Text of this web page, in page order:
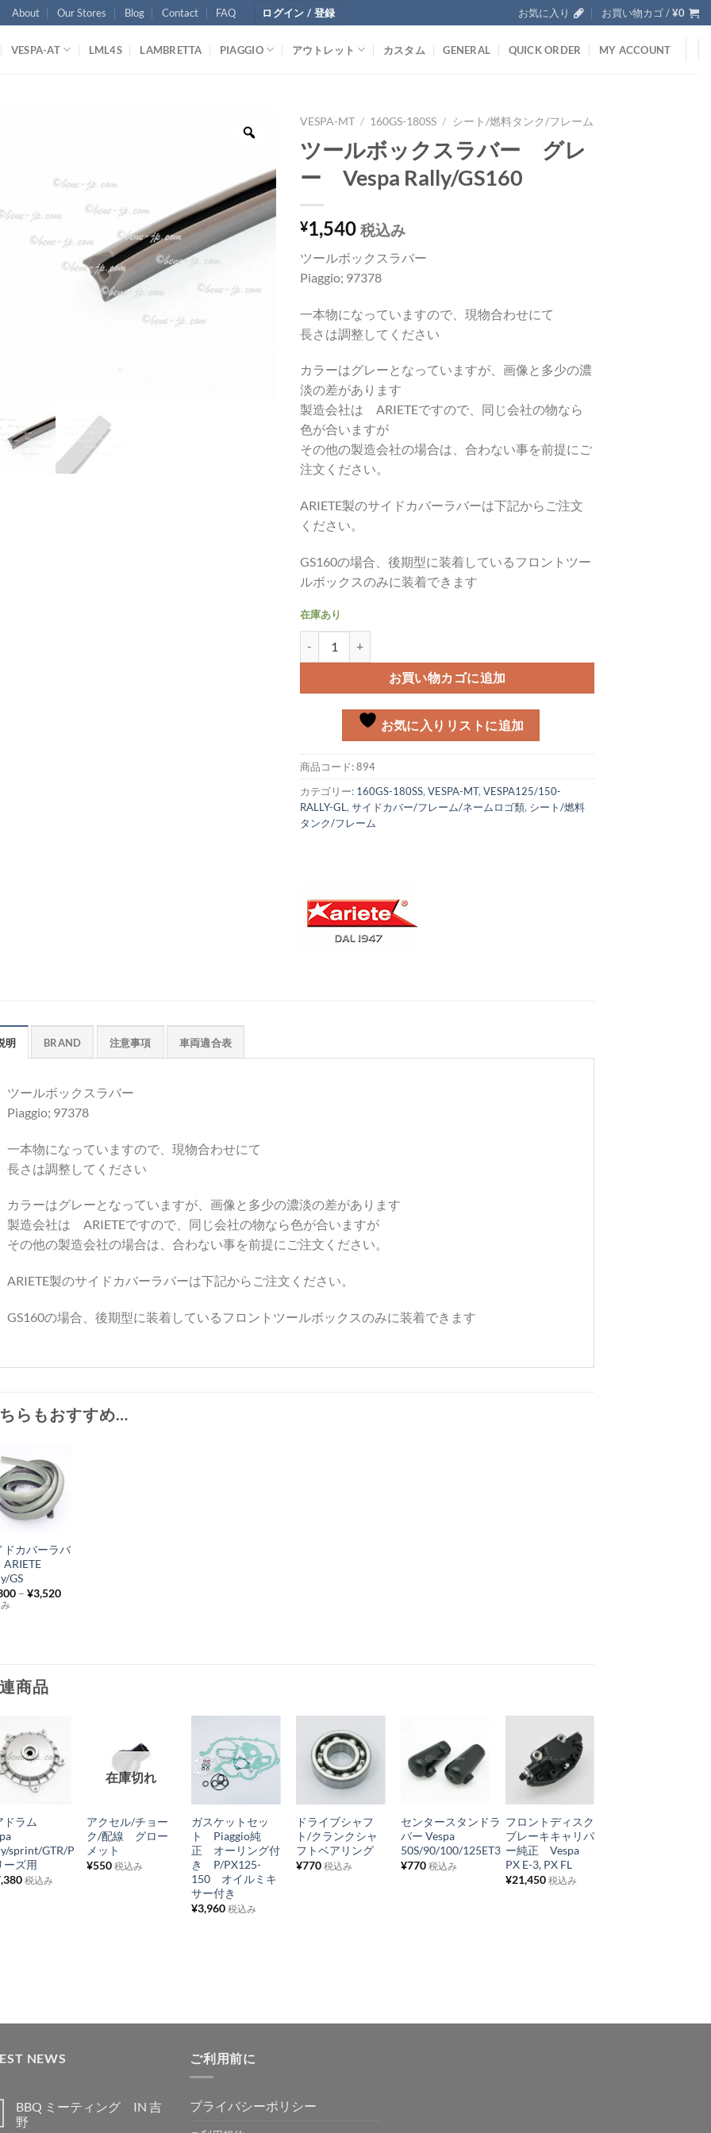
About Our Stores Blog Contact FAQ ログイン / 登録 お気に入り お買い物カゴ /¥0
VESPA-AT LML4S LAMBRETTA PIAGGIO アウトレット カスタム GENERAL QUICK ORDER MY ACCOUNT
VESPA-MT / 160GS-180SS / シート/燃料タンク/フレーム
ツールボックスラバー グレ
ー Vespa Rally/GS160
¥1,540 税込み
ツールボックスラバー
Piaggio; 97378
一本物になっていますので、現物合わせにて
長さは調整してください
カラーはグレーとなっていますが、画像と多少の濃
淡の差があります
製造会社は ARIETEですので、同じ会社の物なら
色が合いますが
その他の製造会社の場合は、合わない事を前提にご
注文ください。
ARIETE製のサイドカバーラバーは下記からご注文
ください。
GS160の場合、後期型に装着しているフロントツー
ルボックスのみに装着できます
在庫あり
お買い物カゴに追加
お気に入りリストに追加
商品コード:894
カテゴリー: 160GS-180SS,VESPA-MT,VESPA125/150-
RALLY-GL,サイドカバー/フレーム/ネームロゴ類, シート/燃料
タンク/フレーム
明 BRAND 注意事項 車両適合表
ツールボックスラバー
Piaggio; 97378
一本物になっていますので、現物合わせにて
長さは調整してください
カラーはグレーとなっていますが、画像と多少の濃淡の差があります
製造会社は ARIETEですので、同じ会社の物なら色が合いますが
その他の製造会社の場合は、合わない事を前提にご注文ください。
ARIETE製のサイドカバーラバーは下記からご注文ください。
GS160の場合、後期型に装着しているフロントツールボックスのみに装着できます
らもおすすめ…
お
気
入
リ
追
+
ドカバーラバ
GS
–¥3,520
商品
お
気
入
り
リ
ス
ドラム
sprint/GTR/P
ーズ用
税込み
お
気
入
リ
在庫切れ
アクセル/チョー
ク/配線 グロー
メット
¥550 税込み
お
に
入
り
リ
ト
+
ガスケットセッ
ト Piaggio純
正 オーリング付
き P/PX125-
150 オイルミキ
サー付き
¥3,960 税込み
お
気
に
入
り
リ
ドライブシャフ
ト/クランクシャ
フトベアリング
¥770 税込み
お
気
入
り
リ
センタースタンドラ
バー Vespa
50S/90/100/125ET3
¥770 税込み
お
気
に
入
り
リ
ス
+
フロントディスク
ブレーキキャリパ
ー純正 Vespa
PX E-3, PX FL
¥21,450 税込み
NEWS
BBQ ミーティング IN 吉
野
ご利用前に
プライバシーポリシー